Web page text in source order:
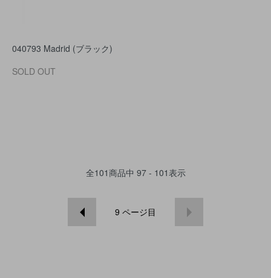
040793 Madrid (ブラック)
SOLD OUT
全101商品中 97 - 101表示
9 ページ目